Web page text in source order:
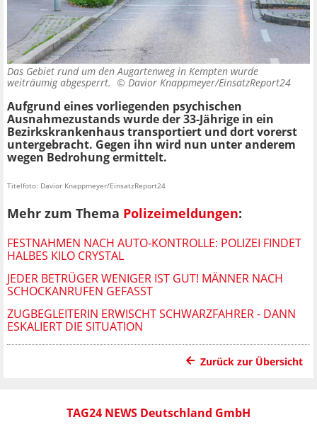
Das Gebiet rund um den Augartenweg in Kempten wurde
weiträumig abgesperrt. © Davior Knappmeyer/EinsatzReport24
Aufgrund eines vorliegenden psychischen
Ausnahmezustands wurde der 33-Jährige in ein
Bezirkskrankenhaus transportiert und dort vorerst
untergebracht. Gegen ihn wird nun unter anderem
wegen Bedrohung ermittelt.
Titelfoto: Davior Knappmeyer/EinsatzReport24
Mehr zum Thema Polizeimeldungen:
FESTNAHMEN NACH AUTO-KONTROLLE: POLIZEI FINDET
HALBES KILO CRYSTAL
JEDER BETRÜGER WENIGER IST GUT! MÄNNER NACH
SCHOCKANRUFEN GEFASST
ZUGBEGLEITERIN ERWISCHT SCHWARZFAHRER - DANN
ESKALIERT DIE SITUATION
Zurück zur Übersicht
TAG24 NEWS Deutschland GmbH